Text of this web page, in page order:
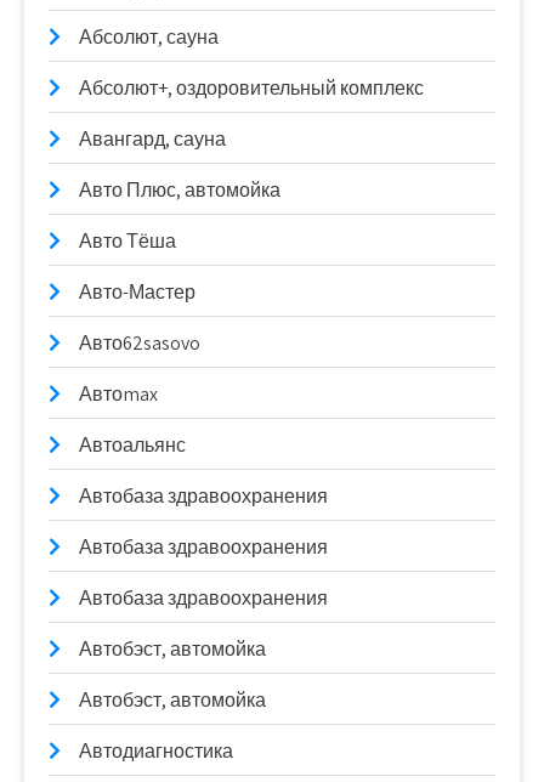
Абсолют, сауна
Абсолют+, оздоровительный комплекс
Авангард, сауна
Авто Плюс, автомойка
Авто Тёша
Авто-Мастер
Авто62sasovo
Автоmax
Автоальянс
Автобаза здравоохранения
Автобаза здравоохранения
Автобаза здравоохранения
Автобэст, автомойка
Автобэст, автомойка
Автодиагностика